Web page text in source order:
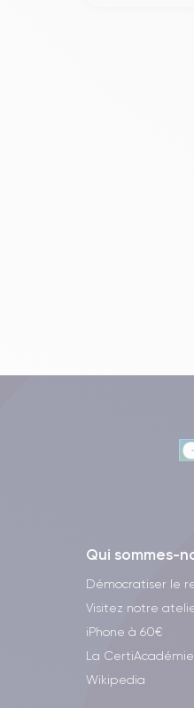
Qui sommes-
Démocratiser le
Visitez notre
iPhone à 60€
La CertiAcadémie
Wikipedia